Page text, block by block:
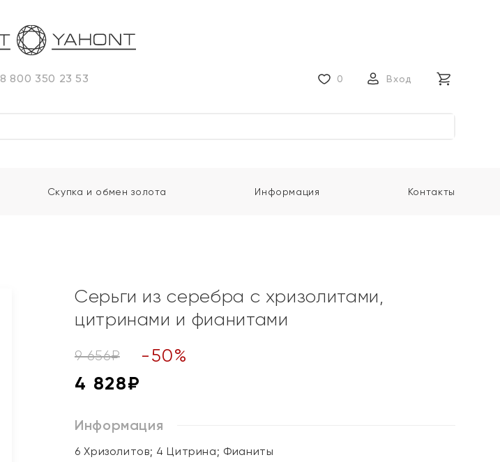
8 800 350 23 53 0 Вход
Скупка и обмен золота Информация Контакты
Серьги из серебра с хризолитами,
цитринами и фианитами
9 656₽ -50%
4 828₽
Информация
6 Хризолитов; 4 Цитрина; Фианиты